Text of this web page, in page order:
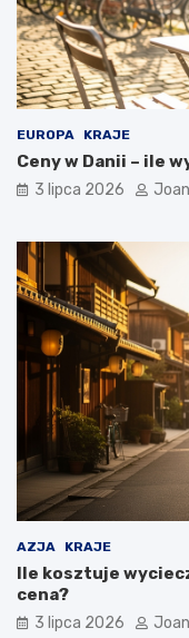
EUROPA KRAJE
Ceny w Danii – ile
3 lipca 2026
AZJA KRAJE
Ile kosztuje
cena?
3 lipca 2026